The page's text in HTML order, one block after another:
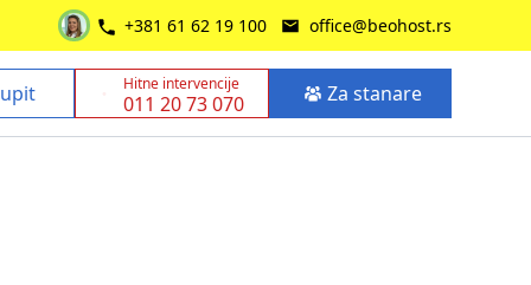
+381 61 62 19 100 office@beohost.rs
Hitne intervencije
011 20 73 070 Za stanare